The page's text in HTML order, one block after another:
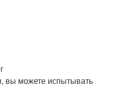
вы можете испытывать